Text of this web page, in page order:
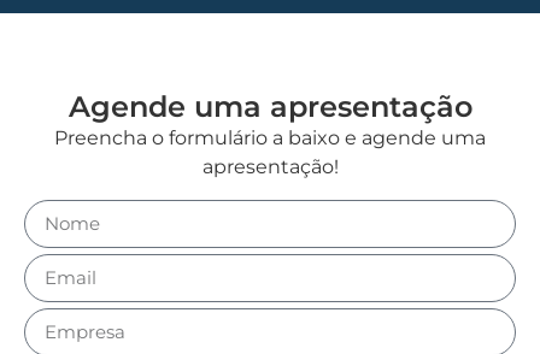
Agende uma apresentação
Preencha o formulário a baixo e agende uma
apresentação!